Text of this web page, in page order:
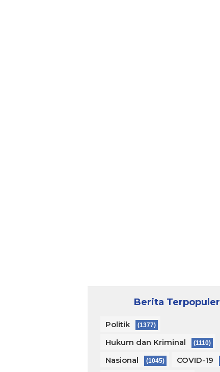
Berita Terpopuler
Politik (1377)
Hukum dan Kriminal (1110)
Nasional (1045) COVID-19